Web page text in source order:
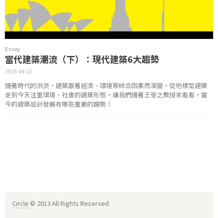
Essay
當代建築潮流（下）：現代建築6大趨勢
2016-04-22
隨著時代的洪流，建築跟著經濟、環境等綜合因素而演變，從地標型建築
走到今天注重環境、社會的建築形態。讓我們隨著王受之教授來看看，當
今的建築設計發展有哪些重要的趨勢！
Circle © 2013 All Rights Reserved